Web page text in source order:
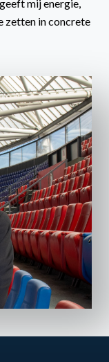
mij energie,
zetten in concrete